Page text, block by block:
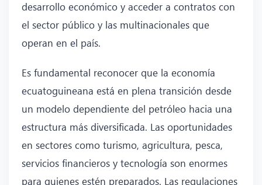
desarrollo económico y acceder a contratos con
el sector público y las multinacionales que
operan en el país.
Es fundamental reconocer que la economía
ecuatoguineana está en plena transición desde
un modelo dependiente del petróleo hacia una
estructura más diversificada. Las oportunidades
en sectores como turismo, agricultura, pesca,
servicios financieros y tecnología son enormes
para quienes estén preparados. Las regulaciones